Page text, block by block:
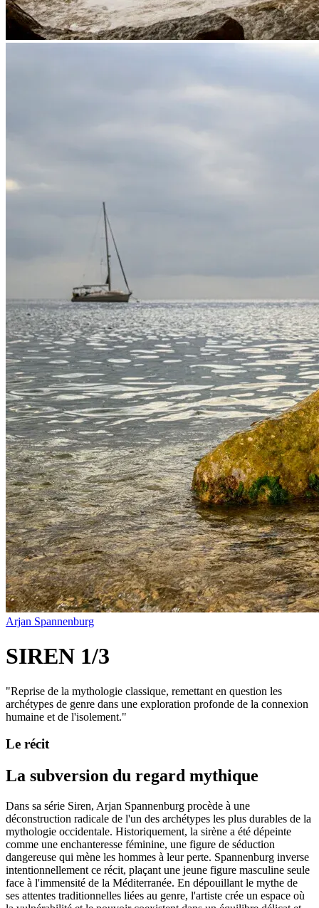
Arjan Spannenburg
SIREN 1/3
"Reprise de la mythologie classique, remettant en question les
archétypes de genre dans une exploration profonde de la connexion
humaine et de l'isolement."
Le récit
La subversion du regard mythique
Dans sa série Siren, Arjan Spannenburg procède à une
déconstruction radicale de l'un des archétypes les plus durables de la
mythologie occidentale. Historiquement, la sirène a été dépeinte
comme une enchanteresse féminine, une figure de séduction
dangereuse qui mène les hommes à leur perte. Spannenburg inverse
intentionnellement ce récit, plaçant une jeune figure masculine seule
face à l'immensité de la Méditerranée. En dépouillant le mythe de
ses attentes traditionnelles liées au genre, l'artiste crée un espace où